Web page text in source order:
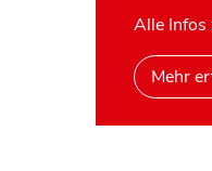
Alle Infos
Mehr